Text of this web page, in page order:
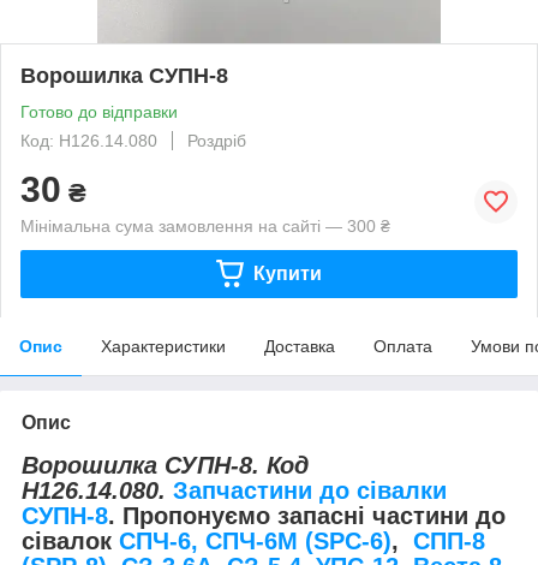
Ворошилка СУПН-8
Готово до відправки
Код: Н126.14.080
Роздріб
30 ₴
Мінімальна сума замовлення на сайті — 300 ₴
Купити
Опис Характеристики Доставка Оплата Умови
Опис
Ворошилка СУПН-8. Код
Н126.14.080. Запчастини до сівалки
СУПН-8. Пропонуємо запасні частини до
сівалок СПЧ-6, СПЧ-6М (SPС-6), СПП-8